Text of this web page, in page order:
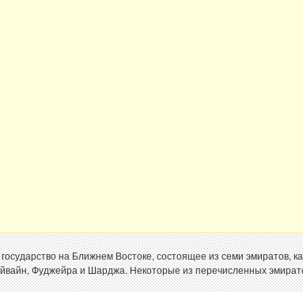
на Ближнем Востоке, состоящее из семи эмиратов,
Фуджейра и Шарджа. Некоторые из перечисленных